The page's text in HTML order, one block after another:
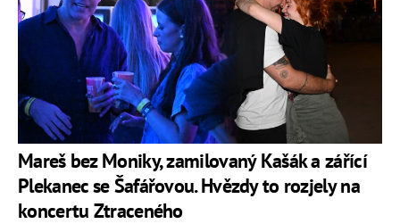
Mareš bez Moniky, zamilovaný Kašák a zářící
Plekanec se Šafářovou. Hvězdy to rozjely na
koncertu Ztraceného